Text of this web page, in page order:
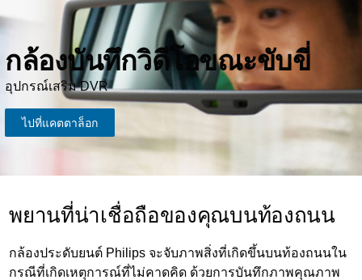
กล้องบันทึกวิดีโอขณะขับขี่
อุปกรณ์เสริม DVR
ไปที่แคตตาล็อก
พยานที่น่าเชื่อถือของคุณบนท้องถนน
กล้องประดับยนต์ Philips จะจับภาพสิ่งที่เกิดขึ้นบนท้องถนนใน
กรณีที่เกิดเหตุการณ์ที่ไม่คาดคิด ด้วยการบันทึกภาพคุณภาพ